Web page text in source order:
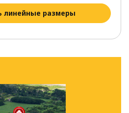
линейные размеры